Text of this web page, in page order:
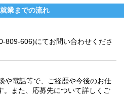
業までの流れ
809-606)にてお問い合わせくださ
や電話等で、ご経歴や今後のお仕
。また、応募先について詳しくご